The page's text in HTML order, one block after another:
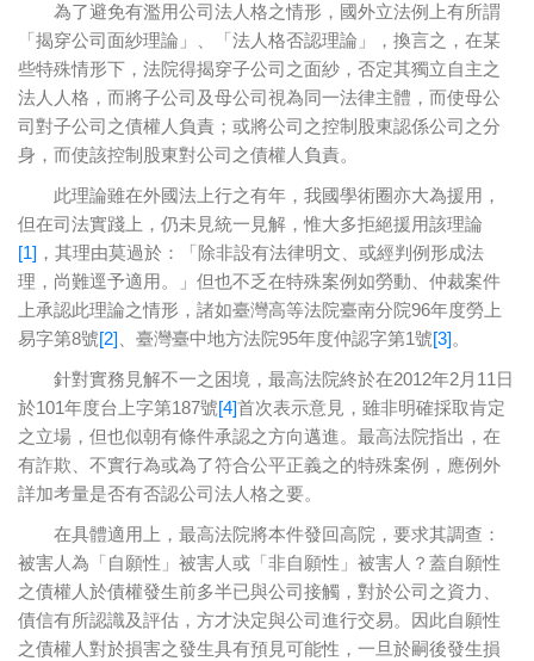
為了避免有濫用公司法人格之情形，國外立法例上有所謂
「揭穿公司面紗理論」、「法人格否認理論」，換言之，在某
些特殊情形下，法院得揭穿子公司之面紗，否定其獨立自主之
法人人格，而將子公司及母公司視為同一法律主體，而使母公
司對子公司之債權人負責；或將公司之控制股東認係公司之分
身，而使該控制股東對公司之債權人負責。
此理論雖在外國法上行之有年，我國學術圈亦大為援用，
但在司法實踐上，仍未見統一見解，惟大多拒絕援用該理論
[1] ，其理由莫過於：「除非設有法律明文、或經判例形成法
理，尚難逕予適用。」但也不乏在特殊案例如勞動、仲裁案件
上承認此理論之情形，諸如臺灣高等法院臺南分院96年度勞上
易字第8號[2] 、臺灣臺中地方法院95年度仲認字第1號[3]。
針對實務見解不一之困境，最高法院終於在2012年2月11日
於101年度台上字第187號[4]首次表示意見，雖非明確採取肯定
之立場，但也似朝有條件承認之方向邁進。最高法院指出，在
有詐欺、不實行為或為了符合公平正義之的特殊案例，應例外
詳加考量是否有否認公司法人格之要。
在具體適用上，最高法院將本件發回高院，要求其調查：
被害人為「自願性」被害人或「非自願性」被害人？蓋自願性
之債權人於債權發生前多半已與公司接觸，對於公司之資力、
債信有所認識及評估，方才決定與公司進行交易。因此自願性
之債權人對於損害之發生具有預見可能性，一旦於嗣後發生損